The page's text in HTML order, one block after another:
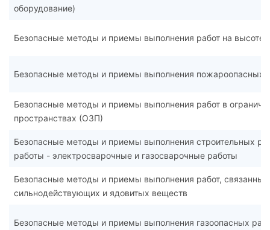
оборудование)
Безопасные методы и приемы выполнения работ на высоте
Безопасные методы и приемы выполнения пожароопасных
Безопасные методы и приемы выполнения работ в
пространствах (ОЗП)
Безопасные методы и приемы выполнения строительных
работы - электросварочные и газосварочные работы
Безопасные методы и приемы выполнения работ,
сильнодействующих и ядовитых веществ
Безопасные методы и приемы выполнения газоопасных